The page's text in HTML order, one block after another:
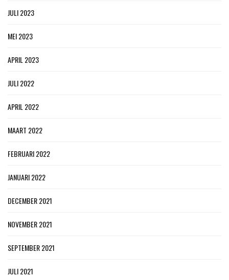
JULI 2023
MEI 2023
APRIL 2023
JULI 2022
APRIL 2022
MAART 2022
FEBRUARI 2022
JANUARI 2022
DECEMBER 2021
NOVEMBER 2021
SEPTEMBER 2021
JULI 2021